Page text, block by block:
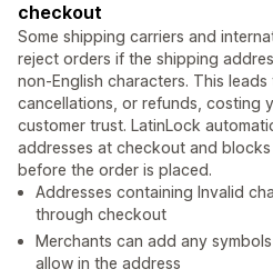
checkout
Some shipping carriers and
reject orders if the shipping
non-English characters. This
cancellations, or refunds, costing
customer trust. LatinLock
addresses at checkout and
before the order is placed.
Addresses containing Invalid
through checkout
Merchants can add any
allow in the address